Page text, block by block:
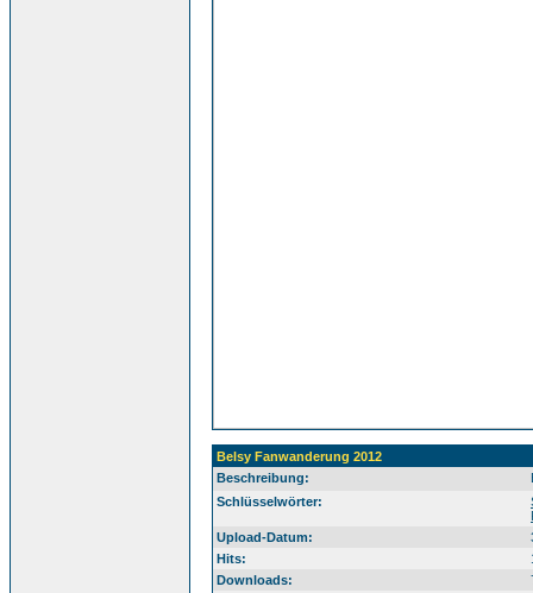
Belsy Fanwanderung 2012
Beschreibung:
Schlüsselwörter:
Upload-Datum:
Hits:
Downloads: